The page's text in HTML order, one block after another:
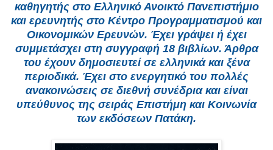
καθηγητής στο Ελληνικό Ανοικτό Πανεπιστήμιο
και ερευνητής στο Κέντρο Προγραμματισμού και
Οικονομικών Ερευνών. Έχει γράψει ή έχει
συμμετάσχει στη συγγραφή 18 βιβλίων. Άρθρα
του έχουν δημοσιευτεί σε ελληνικά και ξένα
περιοδικά. Έχει στο ενεργητικό του πολλές
ανακοινώσεις σε διεθνή συνέδρια και είναι
υπεύθυνος της σειράς Επιστήμη και Κοινωνία
των εκδόσεων Πατάκη.